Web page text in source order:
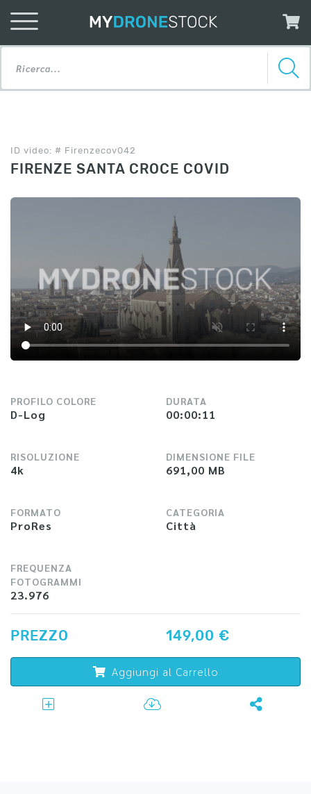
ID video: # Firenzecov042
FIRENZE SANTA CROCE COVID
PROFILO COLORE
D-Log
RISOLUZIONE
4k
FORMATO
ProRes
FREQUENZA
FOTOGRAMMI
23.976
DURATA
00:00:11
DIMENSIONE FILE
691,00 MB
CATEGORIA
Città
PREZZO 149,00 €
Aggiungi al Carrello